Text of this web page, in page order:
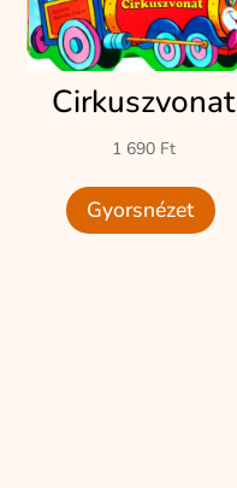
Cirkuszvonat
1 690 Ft
Gyorsnézet